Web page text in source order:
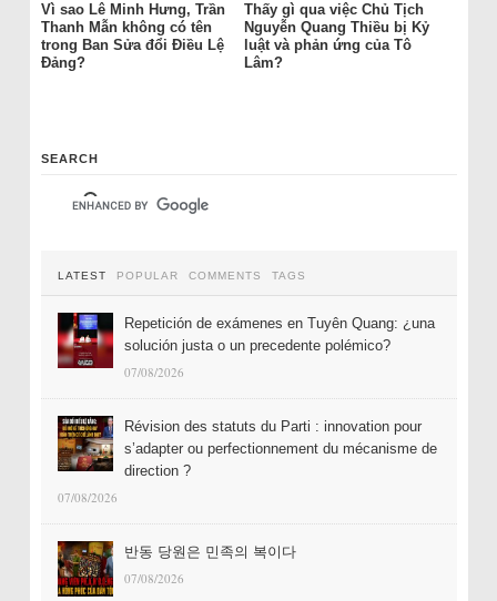
Vì sao Lê Minh Hưng, Trần
Thanh Mẫn không có tên
trong Ban Sửa đổi Điều Lệ
Đảng?
Thấy gì qua việc Chủ Tịch
Nguyễn Quang Thiều bị Kỷ
luật và phản ứng của Tô
Lâm?
SEARCH
LATEST POPULAR COMMENTS TAGS
Repetición de exámenes en Tuyên Quang: ¿una
solución justa o un precedente polémico?
07/08/2026
Révision des statuts du Parti : innovation pour
s’adapter ou perfectionnement du mécanisme de
direction ?
07/08/2026
반동 당원은 민족의 복이다
07/08/2026